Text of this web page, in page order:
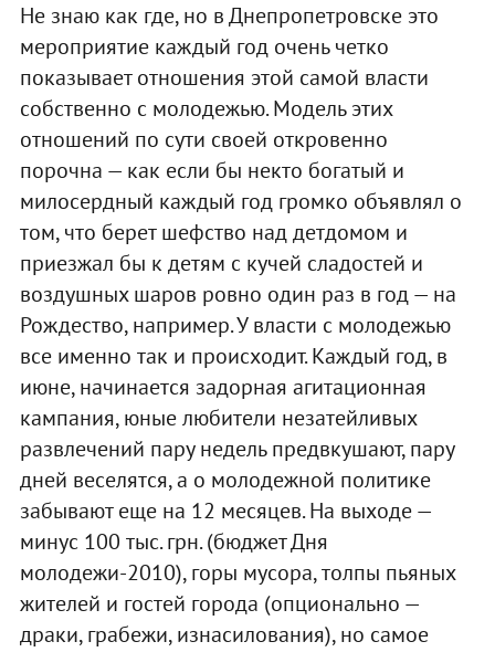
Не знаю как где, но в Днепропетровске это
мероприятие каждый год очень четко
показывает отношения этой самой власти
собственно с молодежью. Модель этих
отношений по сути своей откровенно
порочна — как если бы некто богатый и
милосердный каждый год громко объявлял о
том, что берет шефство над детдомом и
приезжал бы к детям с кучей сладостей и
воздушных шаров ровно один раз в год — на
Рождество, например. У власти с молодежью
все именно так и происходит. Каждый год, в
июне, начинается задорная агитационная
кампания, юные любители незатейливых
развлечений пару недель предвкушают, пару
дней веселятся, а о молодежной политике
забывают еще на 12 месяцев. На выходе —
минус 100 тыс. грн. (бюджет Дня
молодежи-2010), горы мусора, толпы пьяных
жителей и гостей города (опционально —
драки, грабежи, изнасилования), но самое